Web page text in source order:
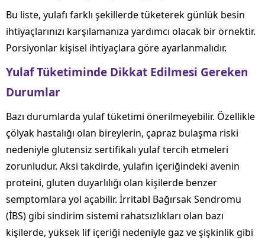
Bu liste, yulafı farklı şekillerde tüketerek günlük besin
ihtiyaçlarınızı karşılamanıza yardımcı olacak bir örnektir.
Porsiyonlar kişisel ihtiyaçlara göre ayarlanmalıdır.
Yulaf Tüketiminde Dikkat Edilmesi Gereken
Durumlar
Bazı durumlarda yulaf tüketimi önerilmeyebilir. Özellikle
çölyak hastalığı olan bireylerin, çapraz bulaşma riski
nedeniyle glutensiz sertifikalı yulaf tercih etmeleri
zorunludur. Aksi takdirde, yulafın içeriğindeki avenin
proteini, gluten duyarlılığı olan kişilerde benzer
semptomlara yol açabilir. İrritabl Bağırsak Sendromu
(İBS) gibi sindirim sistemi rahatsızlıkları olan bazı
kişilerde, yüksek lif içeriği nedeniyle gaz ve şişkinlik gibi